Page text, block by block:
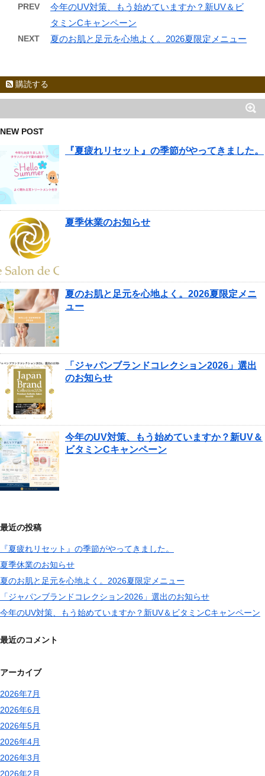
PREV
今年のUV対策、もう始めていますか？新UV＆ビ
タミンCキャンペーン
NEXT 夏のお肌と足元を心地よく。2026夏限定メニュー
購読する
NEW POST
『夏疲れリセット』の季節がやってきました。
夏季休業のお知らせ
夏のお肌と足元を心地よく。2026夏限定メニ
ュー
「ジャパンブランドコレクション2026」選出
のお知らせ
今年のUV対策、もう始めていますか？新UV＆
ビタミンCキャンペーン
最近の投稿
『夏疲れリセット』の季節がやってきました。
夏季休業のお知らせ
夏のお肌と足元を心地よく。2026夏限定メニュー
「ジャパンブランドコレクション2026」選出のお知らせ
今年のUV対策、もう始めていますか？新UV＆ビタミンCキャンペーン
最近のコメント
アーカイブ
2026年7月
2026年6月
2026年5月
2026年4月
2026年3月
2026年2月